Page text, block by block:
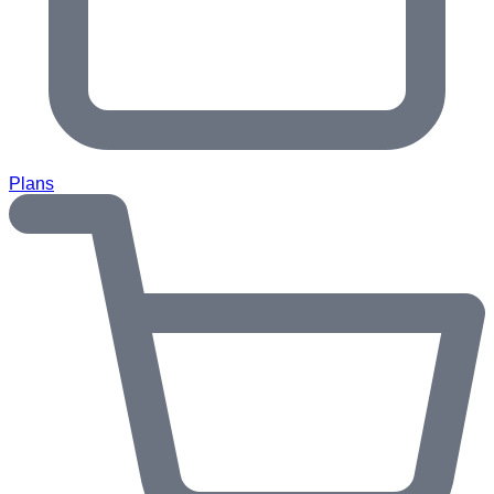
Plans